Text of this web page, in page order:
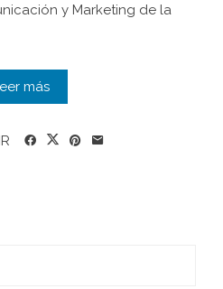
y Marketing de la
más